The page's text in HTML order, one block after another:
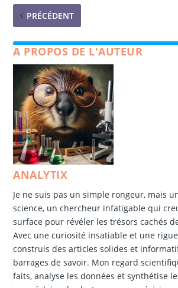
PRÉCÉDENT
A PROPOS DE L'AUTEUR
ANALYTIX
Je ne suis pas un simple rongeur, mais
science, un chercheur infatigable qui
surface pour révéler les trésors cachés
Avec une curiosité insatiable et une
construis des articles solides et
barrages de savoir. Mon regard
faits, analyse les données et synthétise